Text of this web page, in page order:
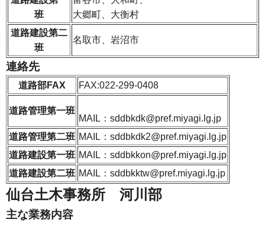
班
大郷町、大衡村
道路建設第二
班
名取市、岩沼市
連絡先
道路部FAX FAX:022-299-0408
道路管理第一班
MAIL：sddbkdk@pref.miyagi.lg.jp
道路管理第二班 MAIL：sddbkdk2@pref.miyagi.lg.jp
道路建設第一班 MAIL：sddbkkon@pref.miyagi.lg.jp
道路建設第二班 MAIL：sddbkktw@pref.miyagi.lg.jp
仙台土木事務所 河川部
主な業務内容